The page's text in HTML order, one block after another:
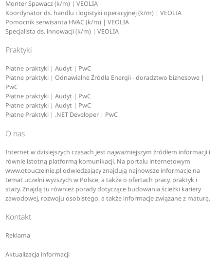
Monter Spawacz (k/m) | VEOLIA
Koordynator ds. handlu i logistyki operacyjnej (k/m) | VEOLIA
Pomocnik serwisanta HVAC (k/m) | VEOLIA
Specjalista ds. innowacji (k/m) | VEOLIA
Praktyki
Płatne praktyki | Audyt | PwC
Płatne praktyki | Odnawialne Źródła Energii - doradztwo biznesowe |
PwC
Płatne praktyki | Audyt | PwC
Płatne praktyki | Audyt | PwC
Płatne Praktyki | .NET Developer | PwC
O nas
Internet w dzisiejszych czasach jest najważniejszym źródłem informacji i
równie istotną platformą komunikacji. Na portalu internetowym
www.otouczelnie.pl odwiedzający znajdują najnowsze informacje na
temat uczelni wyższych w Polsce, a także o ofertach pracy, praktyk i
staży. Znajdą tu również porady dotyczące budowania ścieżki kariery
zawodowej, rozwoju osobistego, a także informacje związane z maturą.
Kontakt
Reklama
Aktualizacja informacji